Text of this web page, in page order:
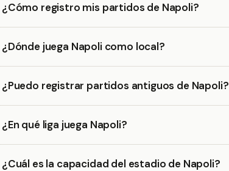
¿Cómo registro mis partidos de Napoli?
¿Dónde juega Napoli como local?
¿Puedo registrar partidos antiguos de Napoli?
¿En qué liga juega Napoli?
¿Cuál es la capacidad del estadio de Napoli?